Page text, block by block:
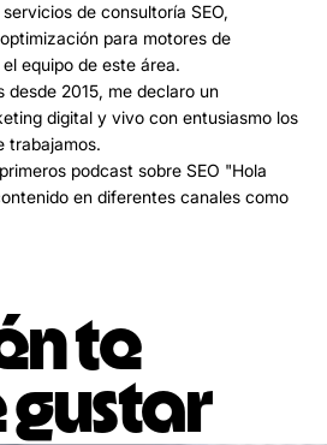
de consultoría SEO,
para motores de
equipo de este área.
desde 2015, me declaro un
digital y vivo con entusiasmo los
trabajamos.
podcast sobre SEO "Hola
en diferentes canales como
te